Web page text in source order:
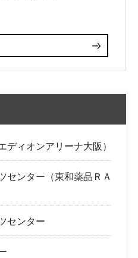
ディオンアリーナ大阪）
センター（東和薬品ＲＡ
センター